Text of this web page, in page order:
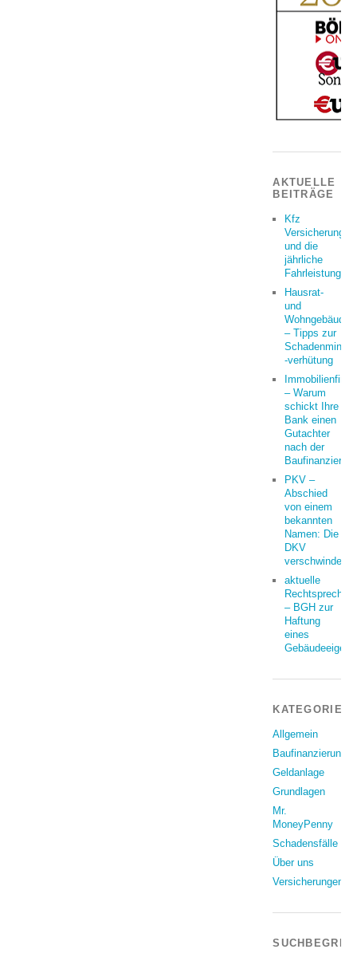
AKTUELLE
BEITRÄGE
Kfz
Versicherung
und die
jährliche
Fahrleistung
Hausrat-
und
– Tipps zur
-verhütung
– Warum
schickt Ihre
Bank einen
Gutachter
nach der
PKV –
Abschied
von einem
bekannten
Namen: Die
DKV
verschwindet
aktuelle
– BGH zur
Haftung
eines
KATEGORIEN
Allgemein
Baufinanzierung
Geldanlage
Grundlagen
Mr.
MoneyPenny
Schadensfälle
Über uns
Versicherungen